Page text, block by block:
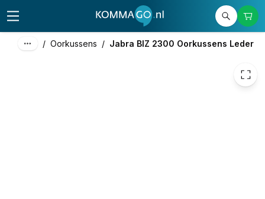
/ Oorkussens / Jabra BIZ 2300 Oorkussens Leder
excl. btw